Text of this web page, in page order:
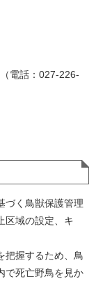
電話：027-226-
づく鳥獣保護管理
区域の設定、キ
把握するため、鳥
で死亡野鳥を見か